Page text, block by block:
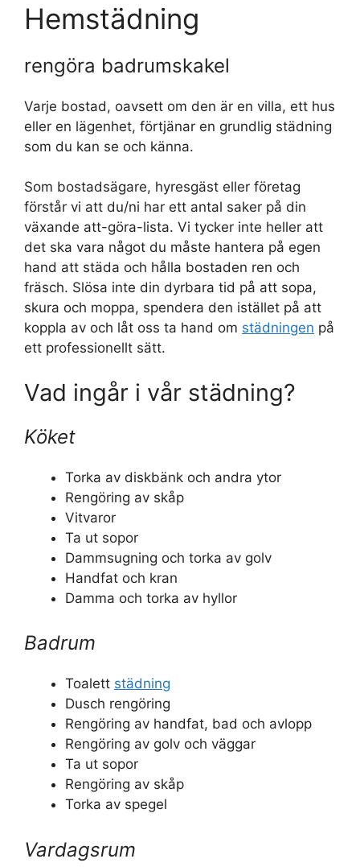
Hemstädning
rengöra badrumskakel
Varje bostad, oavsett om den är en villa, ett hus
eller en lägenhet, förtjänar en grundlig städning
som du kan se och känna.
Som bostadsägare, hyresgäst eller företag
förstår vi att du/ni har ett antal saker på din
växande att-göra-lista. Vi tycker inte heller att
det ska vara något du måste hantera på egen
hand att städa och hålla bostaden ren och
fräsch. Slösa inte din dyrbara tid på att sopa,
skura och moppa, spendera den istället på att
koppla av och låt oss ta hand om städningen på
ett professionellt sätt.
Vad ingår i vår städning?
Köket
Torka av diskbänk och andra ytor
Rengöring av skåp
Vitvaror
Ta ut sopor
Dammsugning och torka av golv
Handfat och kran
Damma och torka av hyllor
Badrum
Toalett städning
Dusch rengöring
Rengöring av handfat, bad och avlopp
Rengöring av golv och väggar
Ta ut sopor
Rengöring av skåp
Torka av spegel
Vardagsrum